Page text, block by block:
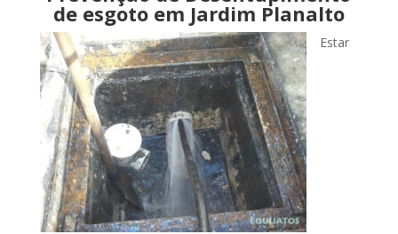
de esgoto em Jardim Planalto
Estar